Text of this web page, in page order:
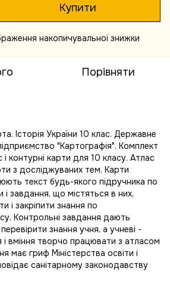
Купити
накопичувальної знижки
Порівняти
Історія України 10 клас. Державне
"Картографія". Комплект
контурні карти для 10 класу. Атлас
з досліджуваних тем. Карти
текст будь-якого підручника по
і завдання, що містяться в них,
і закріпити знання по
Контрольні завдання дають
знання учня, а учневі -
і вміння творчо працювати з атласом
має гриф Міністерства освіти і
санітарному законодавству